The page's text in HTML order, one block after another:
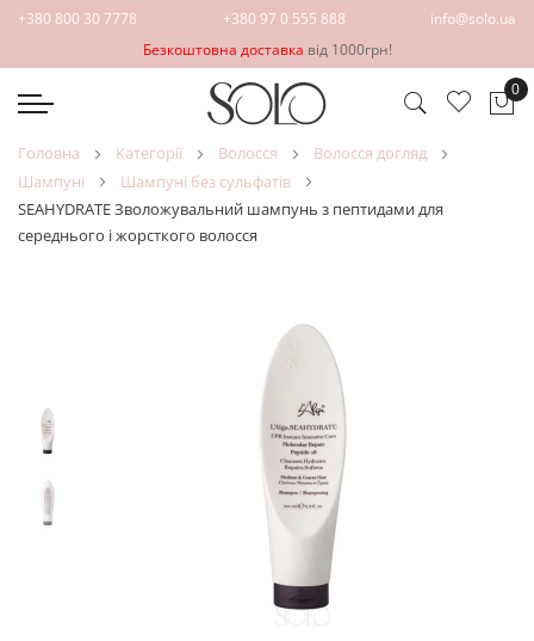
+380 800 30 7778 +380 97 0 555 888
info@solo.ua
Безкоштовна доставка від 1000грн!
0
головна категорії волосся
волосся догляд
шампуні
шампуні без сульфатів
SEAHYDRATE Зволожувальний шампунь з пептидами для
середнього і жорсткого волосся